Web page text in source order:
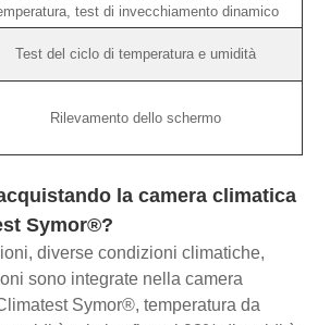
test di invecchiamento dinamico
Test del ciclo di temperatura e umidità
Rilevamento dello schermo
la camera climatica
Symor®?
diverse condizioni climatiche,
sono integrate nella camera
Symor®, temperatura da